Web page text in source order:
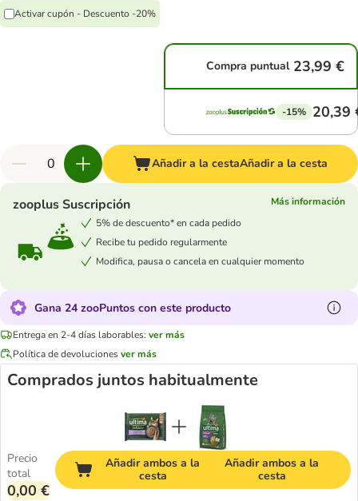
Activar cupón - Descuento -20%
Compra puntual 23,99 €
-15% 20,39
Añadir a la cestaAñadir a la cesta
zooplus Suscripción
Más información
5% de descuento* en cada pedido
Recibe tu pedido regularmente
Modifica, pausa o cancela en cualquier momento
Gana 24 zooPuntos con este producto
Entrega en 2-4 días laborables: ver más
Política de devolucionesver más
Comprados juntos habitualmente
Precio
total
0,00 €
Añadir ambos a la
cesta
Añadir ambos a la
cesta